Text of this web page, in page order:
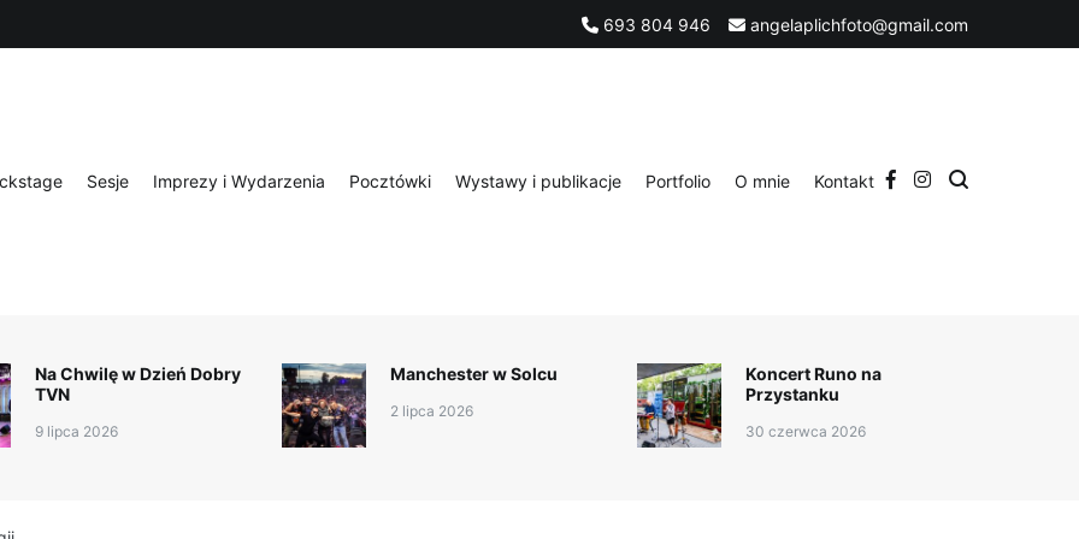
693 804 946 angelaplichfoto@gmail.com
Sesje Imprezy i Wydarzenia Pocztówki Wystawy i publikacje Portfolio O mnie Kontakt
Na Chwilę w Dzień Dobry
TVN
9 lipca 2026
Manchester w Solcu
2 lipca 2026
Koncert Runo na
Przystanku
30 czerwca 2026